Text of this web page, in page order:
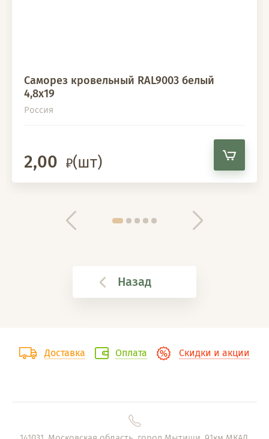
Саморез кровельный RAL9003 белый
4,8х19
Россия
2,00 (шт)
Назад
Доставка Оплата Скидки и акции